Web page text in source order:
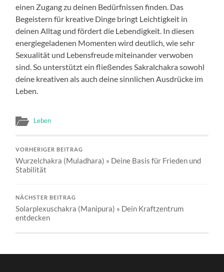
einen Zugang zu deinen Bedürfnissen finden. Das
Begeistern für kreative Dinge bringt Leichtigkeit in
deinen Alltag und fördert die Lebendigkeit. In diesen
energiegeladenen Momenten wird deutlich, wie sehr
Sexualität und Lebensfreude miteinander verwoben
sind. So unterstützt ein fließendes Sakralchakra sowohl
deine kreativen als auch deine sinnlichen Ausdrücke im
Leben.
Leben
VORHERIGER BEITRAG
Wurzelchakra (Muladhara) » Deine Basis für Frieden und
Stabilität
NÄCHSTER BEITRAG
Solarplexuschakra (Manipura) » Dein Kraftzentrum
entdecken